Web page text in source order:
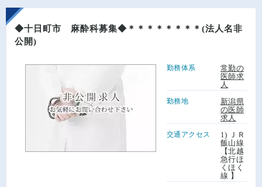
◆十日町市 麻酔科募集◆＊＊＊＊＊＊＊＊(法人名非
公開)
勤務体系
常勤の
医師求
人
勤務地
新潟県
の医師
求人
交通アクセス
1) ＪＲ
飯山線
【北越
急行ほ
くほく
線 】